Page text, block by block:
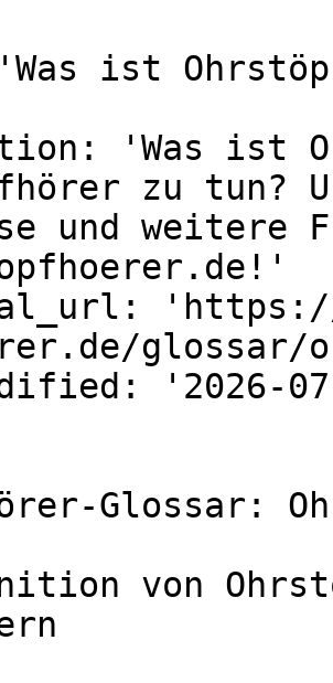
ist
'Was ist
zu tun?
und weitere
'https://
glossar/
'2026-
Glossar:
von